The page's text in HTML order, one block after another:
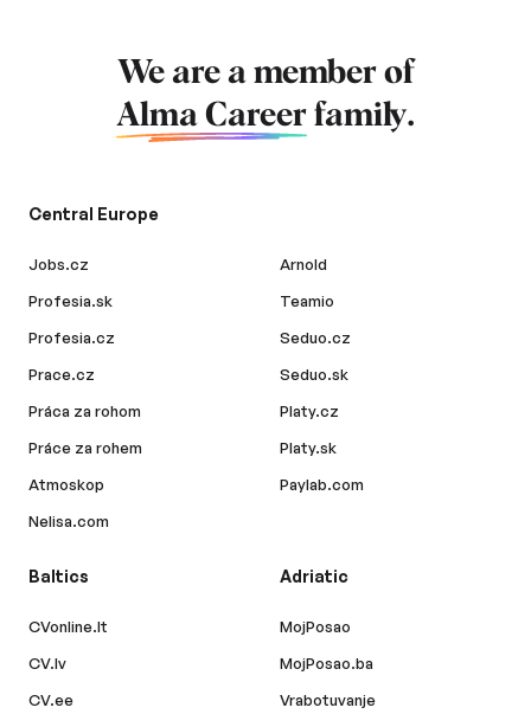
We are a member of
Alma Career family.
Central Europe
Jobs.cz
Profesia.sk
Profesia.cz
Prace.cz
Práca za rohom
Práce za rohem
Atmoskop
Nelisa.com
Arnold
Teamio
Seduo.cz
Seduo.sk
Platy.cz
Platy.sk
Paylab.com
Baltics
CVonline.lt
CV.lv
CV.ee
Adriatic
MojPosao
MojPosao.ba
Vrabotuvanje